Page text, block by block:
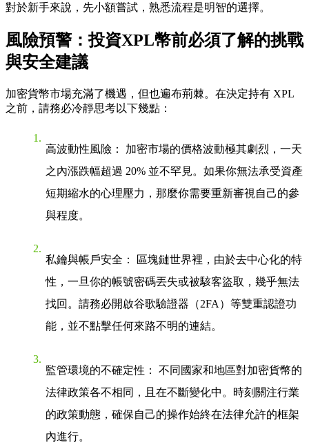
對於新手來說，先小額嘗試，熟悉流程是明智的選擇。
風險預警：投資XPL幣前必須了解的挑戰
與安全建議
加密貨幣市場充滿了機遇，但也遍布荊棘。在決定持有 XPL
之前，請務必冷靜思考以下幾點：
高波動性風險 ： 加密市場的價格波動極其劇烈，一天
之內漲跌幅超過 20% 並不罕見。如果你無法承受資產
短期縮水的心理壓力，那麼你需要重新審視自己的參
與程度。
私鑰與帳戶安全 ： 區塊鏈世界裡，由於去中心化的特
性，一旦你的帳號密碼丟失或被駭客盜取，幾乎無法
找回。請務必開啟谷歌驗證器（2FA）等雙重認證功
能，並不點擊任何來路不明的連結。
監管環境的不確定性 ： 不同國家和地區對加密貨幣的
法律政策各不相同，且在不斷變化中。時刻關注行業
的政策動態，確保自己的操作始終在法律允許的框架
內進行。